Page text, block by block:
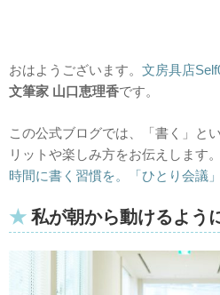
おはようございます。 文房具店
文筆家 山口恵理香です。
この公式ブログでは、「書く」と
リットや楽しみ方をお伝えします
時間に書く習慣を。「ひとり会議
私が朝から動けるよう